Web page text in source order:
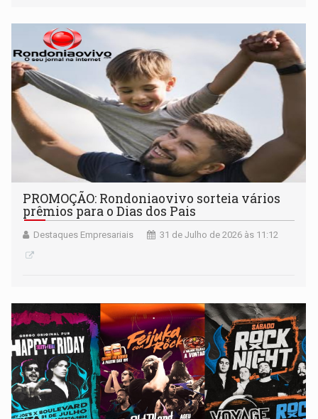
PROMOÇÃO: Rondoniaovivo sorteia vários
prêmios para o Dias dos Pais
Destaques Empresariais 31 de Julho de 2026 às 11:12